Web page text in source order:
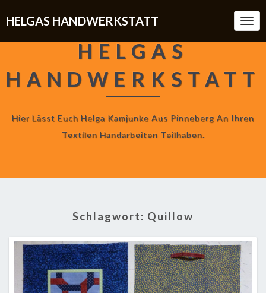
HELGAS HANDWERKSTATT
HELGAS
HANDWERKSTATT
Hier Lässt Euch Helga Kamjunke Aus Pinneberg An Ihren
Textilen Handarbeiten Teilhaben.
Schlagwort: Quillow